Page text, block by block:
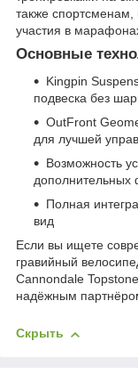
также
участия в
Основные
Kingpin
подвеска без
OutFront
для лучшей
Возможность
дополнительных
Полная
вид
Если вы ищете
гравийный
Cannondale
надёжным
Скрыть